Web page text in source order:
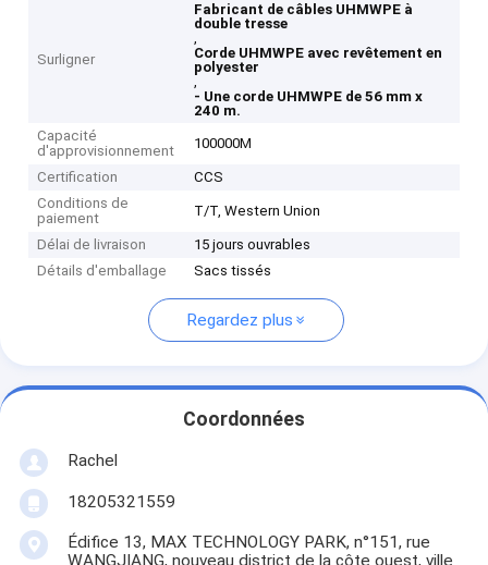
Surligner
Fabricant de câbles UHMWPE à
double tresse
,
Corde UHMWPE avec revêtement en
polyester
,
- Une corde UHMWPE de 56 mm x
240 m.
Capacité
d'approvisionnement
100000M
Certification
CCS
Conditions de
paiement
T/T, Western Union
Délai de livraison
15 jours ouvrables
Détails d'emballage
Sacs tissés
Regardez plus
Coordonnées
Rachel
18205321559
Édifice 13, MAX TECHNOLOGY PARK, n°151, rue
WANGJIANG, nouveau district de la côte ouest, ville